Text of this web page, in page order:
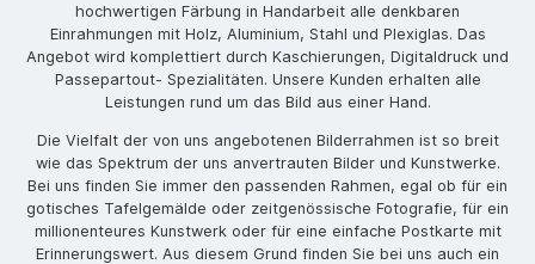
hochwertigen Färbung in Handarbeit alle denkbaren
Einrahmungen mit Holz, Aluminium, Stahl und Plexiglas. Das
Angebot wird komplettiert durch Kaschierungen, Digitaldruck und
Passepartout- Spezialitäten. Unsere Kunden erhalten alle
Leistungen rund um das Bild aus einer Hand.
Die Vielfalt der von uns angebotenen Bilderrahmen ist so breit
wie das Spektrum der uns anvertrauten Bilder und Kunstwerke.
Bei uns finden Sie immer den passenden Rahmen, egal ob für ein
gotisches Tafelgemälde oder zeitgenössische Fotografie, für ein
millionenteures Kunstwerk oder für eine einfache Postkarte mit
Erinnerungswert. Aus diesem Grund finden Sie bei uns auch ein